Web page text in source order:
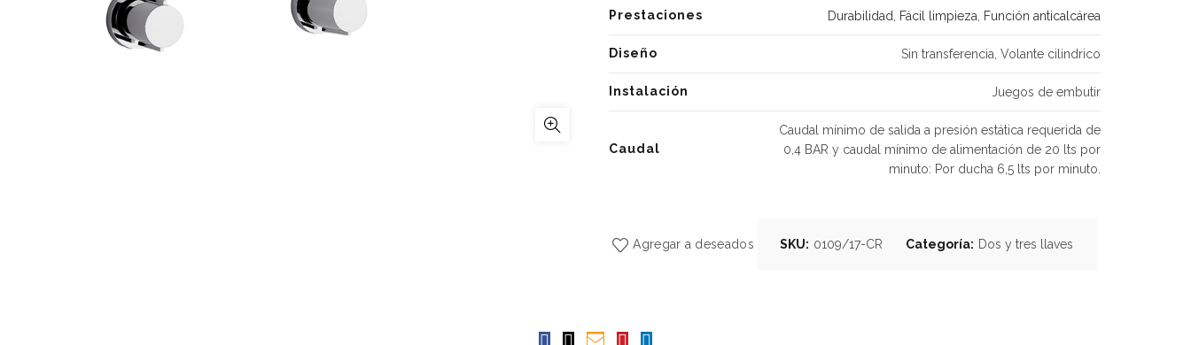
Prestaciones Durabilidad Fácil limpieza Función anticalcárea
Diseño Sin transferencia, Volante cilindrico
Instalación Juegos de embutir
Caudal
Caudal mínimo de salida a presión estática requerida de
0,4 BAR y caudal mínimo de alimentación de 20 lts por
minuto: Por ducha 6,5 lts por minuto.
Agregar a deseados SKU: 0109/17-CR Categoría: Dos y tres llaves